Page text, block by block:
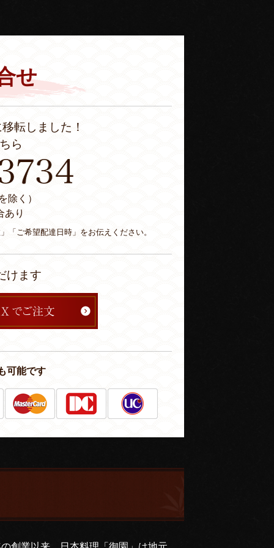
せ
転しました！
ら
除く）
あり
「ご希望配達日時」をお伝えください。
けます
可能です